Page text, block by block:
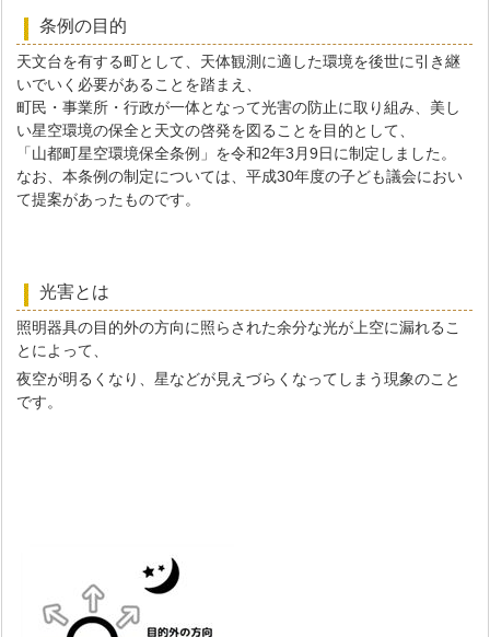
条例の目的
天文台を有する町として、天体観測に適した環境を後世に引き継
いでいく必要があることを踏まえ、
町民・事業所・行政が一体となって光害の防止に取り組み、美し
い星空環境の保全と天文の啓発を図ることを目的として、
「山都町星空環境保全条例」を令和2年3月9日に制定しました。
なお、本条例の制定については、平成30年度の子ども議会におい
て提案があったものです。
光害とは
照明器具の目的外の方向に照らされた余分な光が上空に漏れるこ
とによって、
夜空が明るくなり、星などが見えづらくなってしまう現象のこと
です。